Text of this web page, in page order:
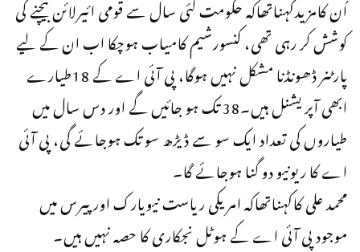
اُن کامزیدکہناتھاکہ حکومت کئی سال سے قومی ائیرلائن بیچنے کی
کوشش کر رہی تھی، کنسورشیم کامیاب ہوچکا اب ان کے لیے
پارٹنر ڈھونڈنا مشکل نہیں ہوگا، پی آئی اے کے 18طیارے
ابھی آپریشنل ہیں۔38 تک ہو جائیں گے اور دس سال میں
طیاروں کی تعداد ایک سو سے ڈیڑھ سو تک ہوجائے گی، پی آئی
اے کا ریونیو دو گنا ہوجائے گا۔
محمد علی کاکہناتھاکہ امریکی ریاست نیویارک اور پیرس میں
موجود پی آئی اے کے ہوٹل نجکاری کا حصہ نہیں ہیں۔